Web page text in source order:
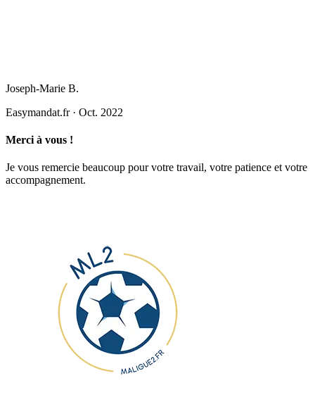
Joseph-Marie B.
Easymandat.fr· Oct. 2022
Merci à vous !
Je vous remercie beaucoup pour votre travail, votre patience et votre
accompagnement.